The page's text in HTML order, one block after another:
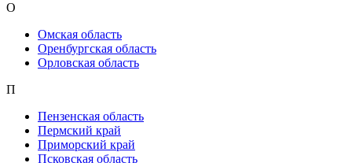
О
Омская область
Оренбургская область
Орловская область
П
Пензенская область
Пермский край
Приморский край
Псковская область